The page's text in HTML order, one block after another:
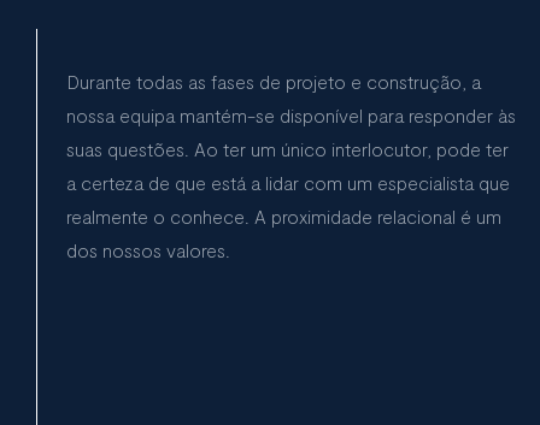
Durante todas as fases de projeto e construção, a
nossa equipa mantém-se disponível para responder às
suas questões. Ao ter um único interlocutor, pode ter
a certeza de que está a lidar com um especialista que
realmente o conhece. A proximidade relacional é um
dos nossos valores.